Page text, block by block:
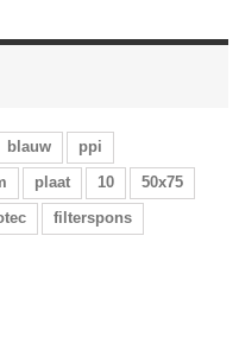
blauw
ppi
plaat 10
50x75
filterspons